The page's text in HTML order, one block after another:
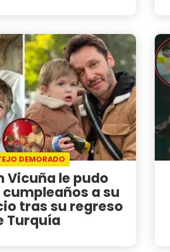
DEMORADO
Vicuña le pudo
a su
tras su regreso
Turquía